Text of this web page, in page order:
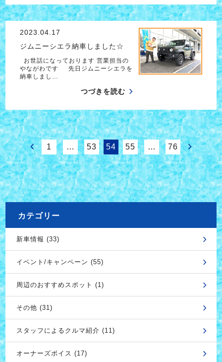
2023.04.17
ジムニーシエラ納車しました☆
お世話になっております 営業担当の
やながわです 先日ジムニーシエラを
納車しまし…
つづきを読む
1 … 53 54 55 … 76
カテゴリー
新車情報 (33)
イベント/キャンペーン (55)
周辺のおすすめスポット (1)
その他 (31)
スタッフによるクルマ紹介 (11)
オーナーズボイス (17)